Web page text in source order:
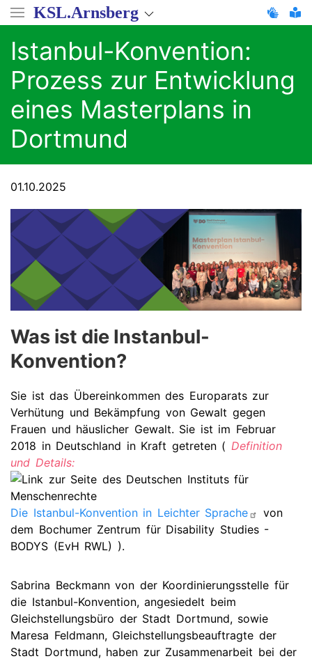
Direkt
zum
Inhalt
KSL.Arnsberg
Istanbul-Konvention:
Prozess zur Entwicklung
eines Masterplans in
Dortmund
01.10.2025
Was ist die Instanbul-
Konvention?
Sie ist das Übereinkommen des Europarats zur
Verhütung und Bekämpfung von Gewalt gegen
Frauen und häuslicher Gewalt. Sie ist im Februar
2018 in Deutschland in Kraft getreten ( Definition
und Details:
Die Istanbul-Konvention in Leichter Sprache
von
dem Bochumer Zentrum für Disability Studies -
BODYS (EvH RWL) ).
Sabrina Beckmann von der Koordinierungsstelle für
die Istanbul-Konvention, angesiedelt beim
Gleichstellungsbüro der Stadt Dortmund, sowie
Maresa Feldmann, Gleichstellungsbeauftragte der
Stadt Dortmund, haben zur Zusammenarbeit bei der